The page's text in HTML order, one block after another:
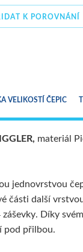
K POROVNÁNÍ
VELIKOSTÍ ČEPIC
ZBOŽÍ
materiál
jednovrstvou
části další
Díky
pod přilbou.